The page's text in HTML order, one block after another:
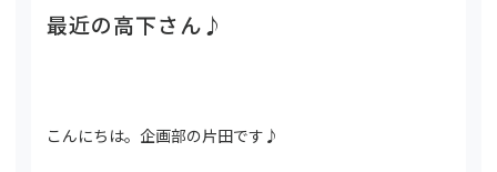
最近の高下さん♪
こんにちは。企画部の片田です♪